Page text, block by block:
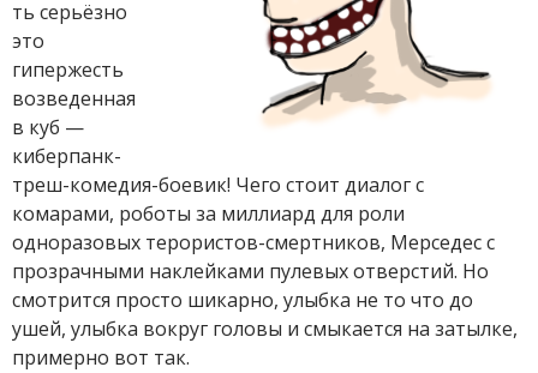
ть серьёзно
это
гипержесть
возведенная
в куб —
киберпанк-
треш-комедия-боевик! Чего стоит диалог с
комарами, роботы за миллиард для роли
одноразовых терористов-смертников, Мерседес с
прозрачными наклейками пулевых отверстий. Но
смотрится просто шикарно, улыбка не то что до
ушей, улыбка вокруг головы и смыкается на затылке,
примерно вот так.